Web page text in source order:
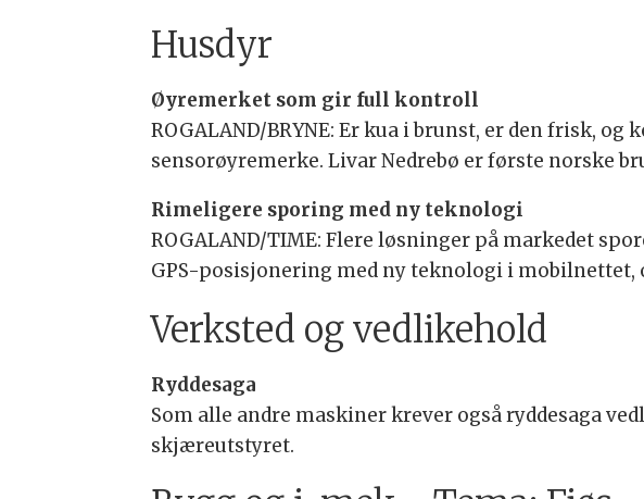
Husdyr
Øyremerket som gir full kontroll
ROGALAND/BRYNE: Er kua i brunst, er den frisk,
sensorøyremerke. Livar Nedrebø er første norske
Rimeligere sporing med ny teknologi
ROGALAND/TIME: Flere løsninger på markedet
GPS-posisjonering med ny teknologi i mobilnettet,
Verksted og vedlikehold
Ryddesaga
Som alle andre maskiner krever også ryddesaga
skjæreutstyret.